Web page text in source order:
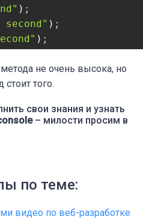
) ;
) ;
) ;
не очень высока, но
того.
свои знания и узнать
– милости просим в
по теме:
видео по веб-разработке